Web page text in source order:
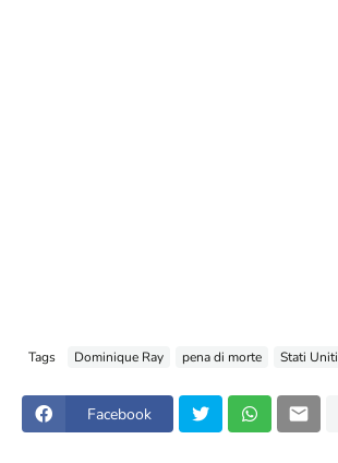
Tags Dominique Ray pena di morte Stati Uniti
Facebook